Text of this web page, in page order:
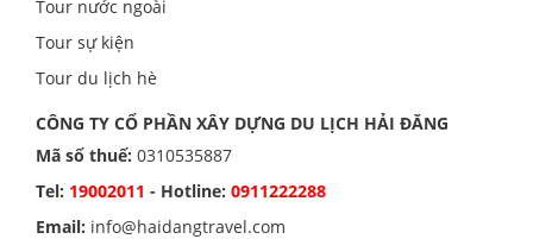
Tour nước ngoài
Tour sự kiện
Tour du lịch hè
CÔNG TY CỔ PHẦN XÂY DỰNG DU LỊCH HẢI ĐĂNG
Mã số thuế: 0310535887
Tel: 19002011 - Hotline: 0911222288
Email: info@haidangtravel.com